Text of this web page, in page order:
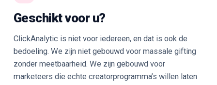
Geschikt voor u?
ClickAnalytic is niet voor iedereen, en dat is ook de
bedoeling. We zijn niet gebouwd voor massale gifting
zonder meetbaarheid. We zijn gebouwd voor
marketeers die echte creatorprogramma’s willen laten